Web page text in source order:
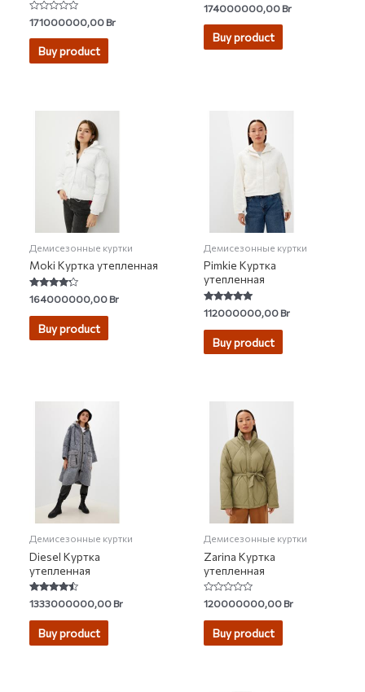
Rated
0
out
171000000,00Br
Buy product
Rated
5.00
out of 5
174000000,00Br
Buy product
Демисезонные куртки
Moki Куртка утепленная
Rated
4.00
out of 5
164000000,00Br
Buy product
Демисезонные куртки
Pimkie Куртка
утепленная
Rated
5.00
out of 5
112000000,00Br
Buy product
Демисезонные куртки
Diesel Куртка
утепленная
Rated
4.22
out of 5
1333000000,00Br
Buy product
Демисезонные куртки
Zarina Куртка
утепленная
Rated
0
out
120000000,00Br
Buy product